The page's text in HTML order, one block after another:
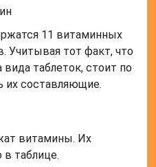
11 витаминных
Учитывая тот факт, что
таблеток, стоит по
их составляющие.
витамины. Их
в таблице.